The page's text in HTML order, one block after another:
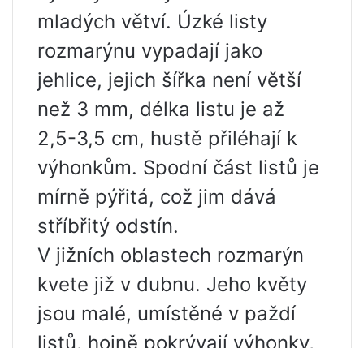
mladých větví. Úzké listy
rozmarýnu vypadají jako
jehlice, jejich šířka není větší
než 3 mm, délka listu je až
2,5-3,5 cm, hustě přiléhají k
výhonkům. Spodní část listů je
mírně pýřitá, což jim dává
stříbřitý odstín.
V jižních oblastech rozmarýn
kvete již v dubnu. Jeho květy
jsou malé, umístěné v paždí
listů, hojně pokrývají výhonky,